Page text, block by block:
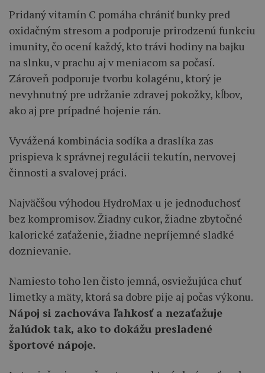
Pridaný vitamín C pomáha chrániť bunky pred
oxidačným stresom a podporuje prirodzenú funkciu
imunity, čo ocení každý, kto trávi hodiny na bajku
na slnku, v prachu aj v meniacom sa počasí.
Zároveň podporuje tvorbu kolagénu, ktorý je
nevyhnutný pre udržanie zdravej pokožky, kĺbov,
ako aj pre prípadné hojenie rán.
Vyvážená kombinácia sodíka a draslíka zas
prispieva k správnej regulácii tekutín, nervovej
činnosti a svalovej práci.
Najväčšou výhodou HydroMax-u je jednoduchosť
bez kompromisov. Žiadny cukor, žiadne zbytočné
kalorické zaťaženie, žiadne nepríjemné sladké
doznievanie.
Namiesto toho len čisto jemná, osviežujúca chuť
limetky a mäty, ktorá sa dobre pije aj počas výkonu.
Nápoj si zachováva ľahkosť a nezaťažuje
žalúdok tak, ako to dokážu presladené
športové nápoje.